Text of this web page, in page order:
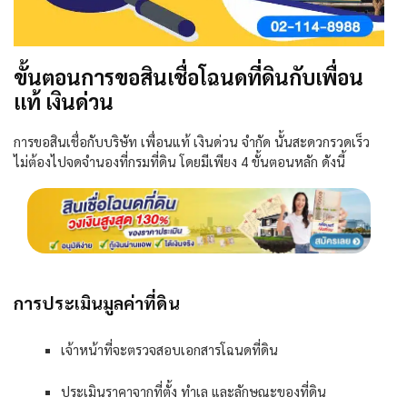
ขั้นตอนการขอสินเชื่อโฉนดที่ดินกับเพื่อน
แท้ เงินด่วน
การขอสินเชื่อกับบริษัท เพื่อนแท้ เงินด่วน จำกัด นั้นสะดวกรวดเร็ว
ไม่ต้องไปจดจำนองที่กรมที่ดิน โดยมีเพียง 4 ขั้นตอนหลัก ดังนี้
การประเมินมูลค่าที่ดิน
เจ้าหน้าที่จะตรวจสอบเอกสารโฉนดที่ดิน
ประเมินราคาจากที่ตั้ง ทำเล และลักษณะของที่ดิน